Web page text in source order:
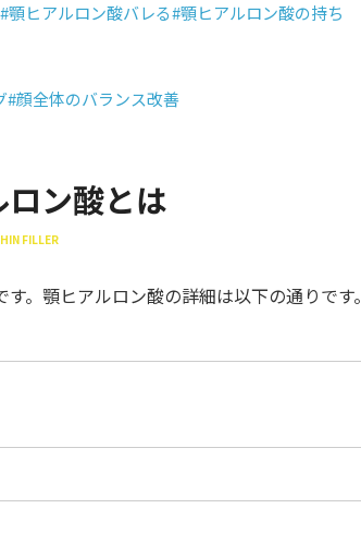
#顎ヒアルロン酸バレる#顎ヒアルロン酸の持ち
#顔全体のバランス改善
ン酸とは
FILLER
。顎ヒアルロン酸の詳細は以下の通りです。